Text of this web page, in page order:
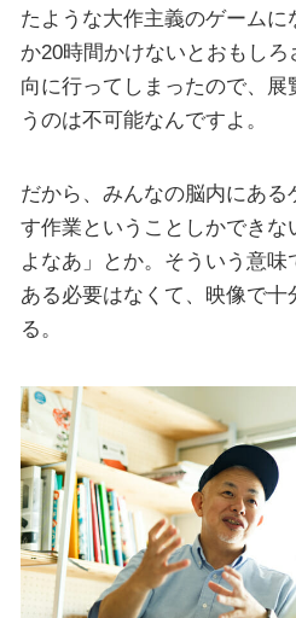
たような大作主義のゲームに
か20時間かけないとおもし
向に行ってしまったので、
うのは不可能なんですよ。
だから、みんなの脳内にある
す作業ということしかできな
よなあ」とか。そういう意
ある必要はなくて、映像で十
る。